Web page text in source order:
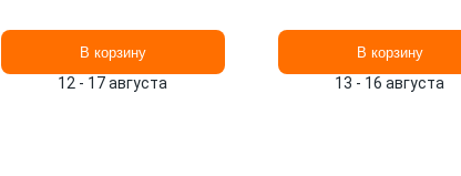
В корзину
12 - 17 августа
В корзину
13 - 16 августа